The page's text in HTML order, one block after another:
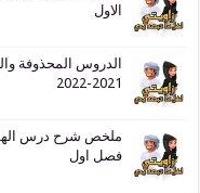
الاول
الدروس المحذوفة والمطلوبة
2021-2022
ملخص شرح درس الهوية
فصل اول